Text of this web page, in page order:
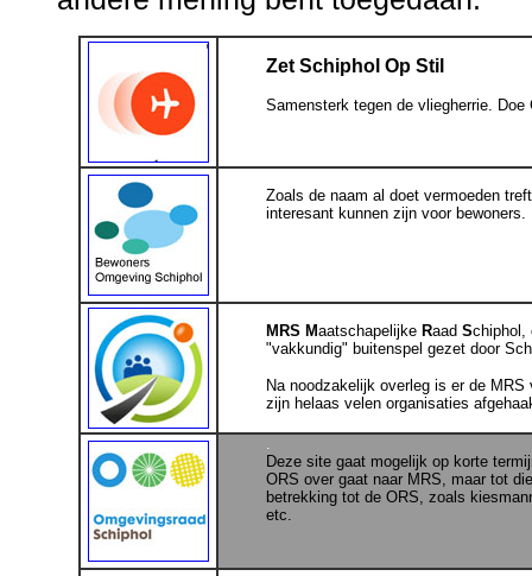
Zet Schiphol Op Stil
Samensterk tegen de vliegherrie.
Zoals de naam al doet vermoeden
interesant kunnen zijn voor bewoners.
MRS Maatschapelijke Raad Schiphol,
"vakkundig" buitenspel gezet door
Na noodzakelijk overleg is er de
zijn helaas velen organisaties
.
Deze site gaat mogelijk op korte
ORS over gaat naar MRS, maar tot
betrekking tot de ORS, zoals
etc.